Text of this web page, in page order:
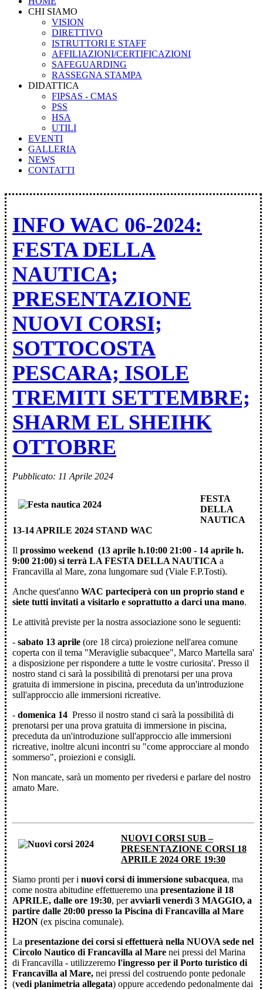
CHI SIAMO
VISION
DIRETTIVO
ISTRUTTORI E STAFF
AFFILIAZIONI/CERTIFICAZIONI
SAFEGUARDING
RASSEGNA STAMPA
DIDATTICA
FIPSAS - CMAS
PSS
HSA
UTILI
EVENTI
GALLERIA
NEWS
CONTATTI
INFO WAC 06-2024:
FESTA DELLA
NAUTICA;
PRESENTAZIONE
NUOVI CORSI;
SOTTOCOSTA
PESCARA; ISOLE
TREMITI SETTEMBRE;
SHARM EL SHEIHK
OTTOBRE
Pubblicato: 11 Aprile 2024
FESTA
DELLA
NAUTICA
13-14 APRILE 2024 STAND WAC
Il prossimo weekend (13 aprile h.10:00 21:00 - 14 aprile h.
9:00 21:00) si terrà LA FESTA DELLA NAUTICA a
Francavilla al Mare, zona lungomare sud (Viale F.P.Tosti).
Anche quest'anno WAC parteciperà con un proprio stand e
siete tutti invitati a visitarlo e soprattutto a darci una mano.
Le attività previste per la nostra associazione sono le seguenti:
- sabato 13 aprile (ore 18 circa) proiezione nell'area comune
coperta con il tema "Meraviglie subacquee", Marco Martella sara'
a disposizione per rispondere a tutte le vostre curiosita'. Presso il
nostro stand ci sarà la possibilità di prenotarsi per una prova
gratuita di immersione in piscina, preceduta da un'introduzione
sull'approccio alle immersioni ricreative.
- domenica 14 Presso il nostro stand ci sarà la possibilità di
prenotarsi per una prova gratuita di immersione in piscina,
preceduta da un'introduzione sull'approccio alle immersioni
ricreative, inoltre alcuni incontri su "come approcciare al mondo
sommerso", proiezioni e consigli.
Non mancate, sarà un momento per rivedersi e parlare del nostro
amato Mare.
NUOVI CORSI SUB –
PRESENTAZIONE CORSI 18
APRILE 2024 ORE 19:30
Siamo pronti per i nuovi corsi di immersione subacquea, ma
come nostra abitudine effettueremo una presentazione il 18
APRILE, dalle ore 19:30, peravviarli venerdì 3 MAGGIO, a
partire dalle 20:00 presso la Piscina di Francavilla al Mare
H2ON (ex piscina comunale).
La presentazione dei corsi si effettuerà nella NUOVA sede nel
Circolo Nautico di Francavilla al Mare nei pressi del Marina
di Francavilla - utilizzeremo l'ingresso per il Porto turistico di
Francavilla al Mare, nei pressi del costruendo ponte pedonale
(vedi planimetria allegata) oppure accedendo pedonalmente dai